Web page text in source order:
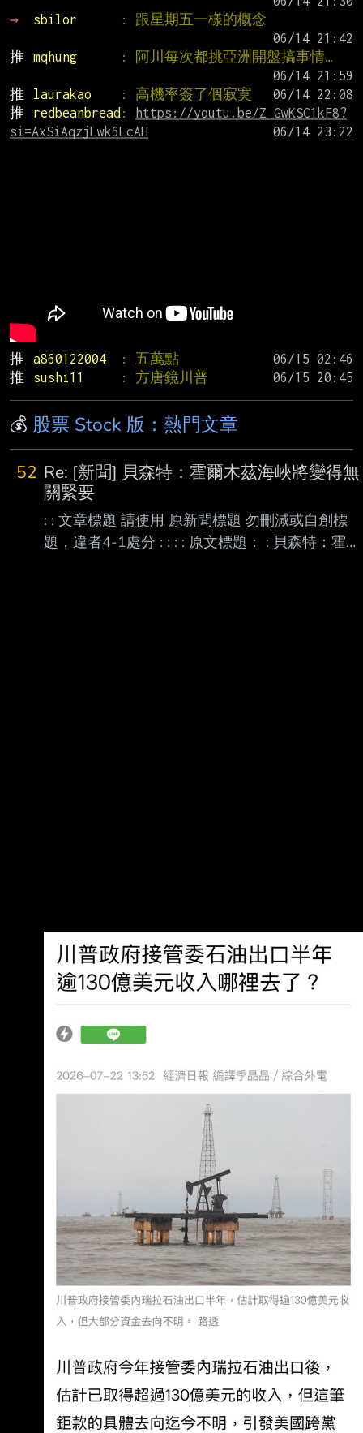
→
sbilor
: 跟星期五一樣的概念
推
mqhung
: 阿川每次都挑亞洲開盤搞事情…
推
laurakao : 高機率簽了個寂寞
推
redbeanbread :
https://youtu.be/Z_GwKSC1kF8?
si=AxSiAqzjLwk6LcAH
推 a860122004 : 五萬點
推
sushi11 : 方唐鏡川普
💰 股票 Stock 版：熱門文章
52 Re: [新聞] 貝森特：霍爾木茲海峽將變得無
關緊要
: : 文章標題 請使用 原新聞標題 勿刪減或自創標
題，違者4-1處分 : : : : 原文標題： : 貝森特：霍爾